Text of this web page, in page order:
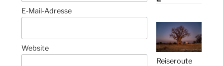
E-Mail-Adresse
Website
Reiseroute